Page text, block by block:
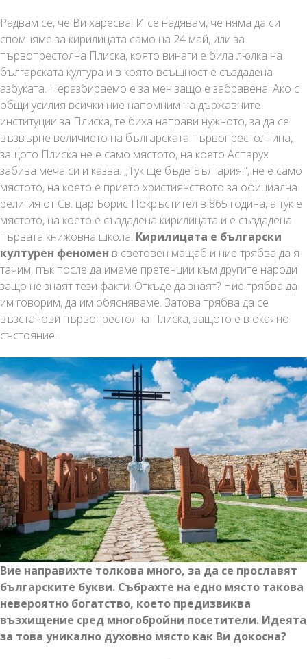
Радвам се, че Ви харесва! И се надявам, че няма да си
спомняме за кирилицата само на 24 май, или за
първопрестолна Плиска, която винаги е била люлка на
българската култура и в която всъщност е създадена
азбуката. Неразбираемо е за мен защо е забравена. Ако с
общи усилия всички ние напомним на държавните
институции за Плиска, те биха направи нужното, за да се
възвърне величието на българската първопрестолнина,
защото Плиска не е само мястото, на което Аспарух
забива меча си и казва: „Тук ще бъде България!“, не е само
мястото, на което е прието християнството за официална
религия от Св. цар Борис Покръстител в 865 година, а тук е
мястото, на което е създадена кирилицата и е създадена
първата книжовна школа. Кирилицата е български
културен феномен в световен мащаб и ние трябва да я
тачим, пък после да имаме претенции към другите народи
защо не знаят тези факти. Откъде да знаят? Ние трябва да
им говорим, да им обясняваме. Затова трябва да се
възстанови първопрестолна Плиска, защото е в окаяно
състояние.
Вие направихте толкова много, за да се прославят
българските букви. Събрахте на едно място такова
невероятно богатство, което предизвиква
възхищение сред многобройни посетители. Идеята
за това уникално духовно място как Ви докосна?